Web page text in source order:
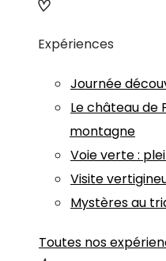
Expériences
Journée
Le château de
montagne
Voie verte :
Visite
Mystères au
Toutes nos